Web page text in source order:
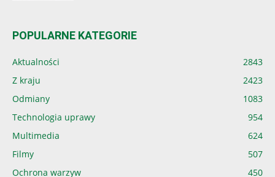
POPULARNE KATEGORIE
Aktualności
2843
Z kraju
2423
Odmiany
1083
Technologia uprawy
954
Multimedia
624
Filmy
507
Ochrona warzyw
450